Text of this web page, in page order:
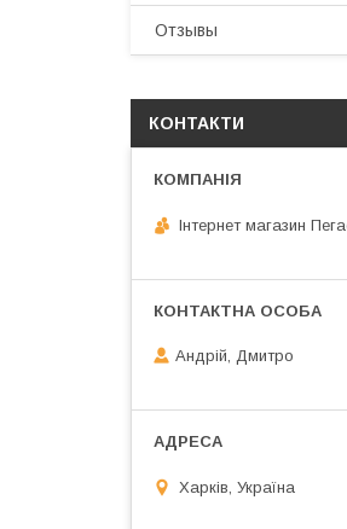
Отзывы
КОНТАКТИ
Інтернет магазин
Андрій, Дмитро
Харків, Україна